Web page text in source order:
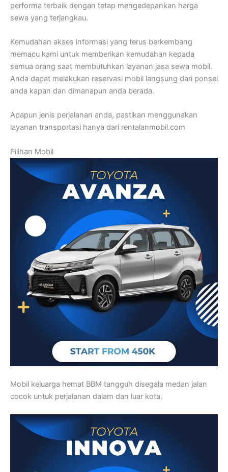
performa terbaik dengan tetap mengedepankan harga
sewa yang terjangkau.
Kemudahan akses informasi yang terus berkembang
memacu kami untuk memberikan kemudahan kepada
semua orang saat membutuhkan layanan jasa sewa mobil.
Anda dapat melakukan reservasi mobil langsung dari ponsel
anda kapan dan dimanapun anda berada.
Apapun jenis perjalanan anda, pastikan menggunakan
layanan transportasi hanya dari rentalanmobil.com
Pilihan Mobil
Mobil keluarga hemat BBM tangguh disegala medan jalan
cocok untuk perjalanan dalam dan luar kota.